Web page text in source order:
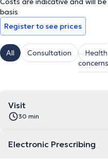
basis
Register to see prices
All Consultation
Health
concerns
Visit
30 min
Electronic Prescribing